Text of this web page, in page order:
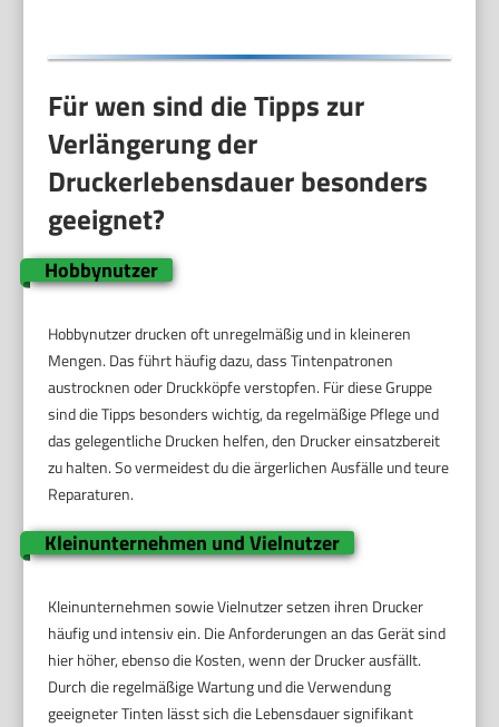
Für wen sind die Tipps zur
Verlängerung der
Druckerlebensdauer besonders
geeignet?
Hobbynutzer
Hobbynutzer drucken oft unregelmäßig und in kleineren
Mengen. Das führt häufig dazu, dass Tintenpatronen
austrocknen oder Druckköpfe verstopfen. Für diese Gruppe
sind die Tipps besonders wichtig, da regelmäßige Pflege und
das gelegentliche Drucken helfen, den Drucker einsatzbereit
zu halten. So vermeidest du die ärgerlichen Ausfälle und teure
Reparaturen.
Kleinunternehmen und Vielnutzer
Kleinunternehmen sowie Vielnutzer setzen ihren Drucker
häufig und intensiv ein. Die Anforderungen an das Gerät sind
hier höher, ebenso die Kosten, wenn der Drucker ausfällt.
Durch die regelmäßige Wartung und die Verwendung
geeigneter Tinten lässt sich die Lebensdauer signifikant